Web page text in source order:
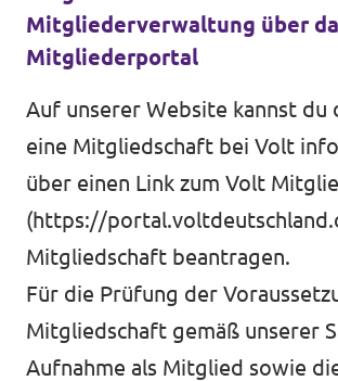
Mitgliederverwaltung über
Mitgliederportal
Auf unserer Website kannst du
eine Mitgliedschaft bei Volt
über einen Link zum Volt
(https://
Mitgliedschaft beantragen.
Für die Prüfung der
Mitgliedschaft gemäß unserer
Aufnahme als Mitglied sowie